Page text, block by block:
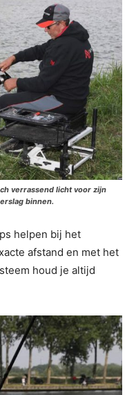
verrassend licht voor zijn
binnen.
helpen bij het
afstand en met het
houd je altijd